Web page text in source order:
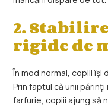
2.
rigide de
În mod normal, copiii îşi
Prin faptul că unii
farfurie, copiii ajung să